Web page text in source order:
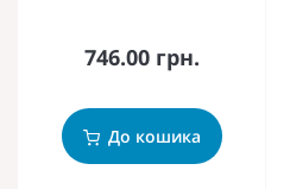
746.00 грн.
До кошика